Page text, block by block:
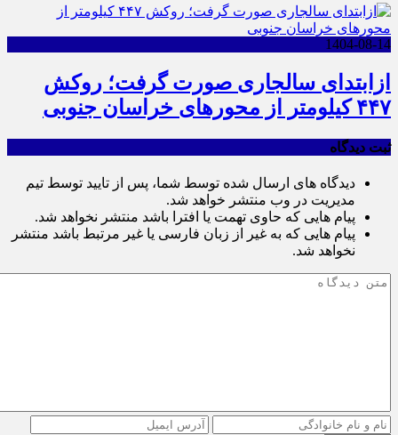
1404-08-14
ازابتدای سالجاری صورت گرفت؛ روکش
۴۴۷ کیلومتر از محورهای خراسان جنوبی
ثبت دیدگاه
دیدگاه های ارسال شده توسط شما، پس از تایید توسط تیم
مدیریت در وب منتشر خواهد شد.
پیام هایی که حاوی تهمت یا افترا باشد منتشر نخواهد شد.
پیام هایی که به غیر از زبان فارسی یا غیر مرتبط باشد منتشر
نخواهد شد.